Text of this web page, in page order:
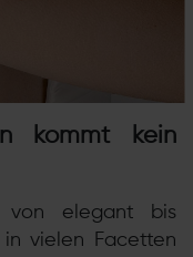
kommt kein
von elegant bis
vielen Facetten